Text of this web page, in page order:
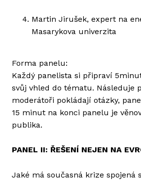
Martin Jirušek, expert na
Masarykova univerzita
Forma panelu:
Každý panelista si připraví
svůj vhled do tématu. Následuje
moderátoři pokládají otázky,
15 minut na konci panelu je
publika.
PANEL II: ŘEŠENÍ NEJEN NA
Jaké má současná krize spojená